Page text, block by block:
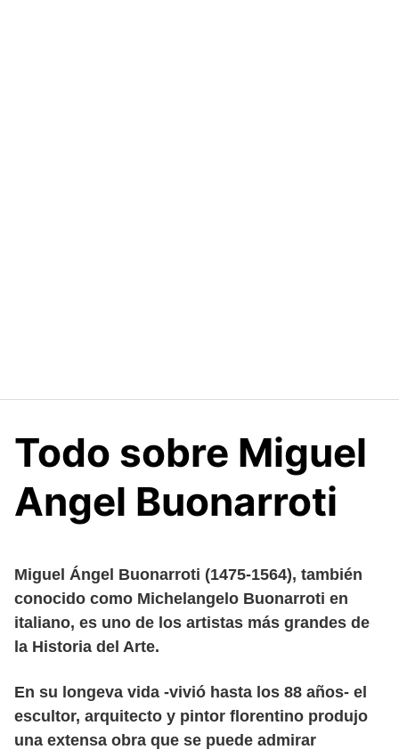
Todo sobre Miguel
Angel Buonarroti
Miguel Ángel Buonarroti (1475-1564), también
conocido como Michelangelo Buonarroti en
italiano, es uno de los artistas más grandes de
la Historia del Arte.
En su longeva vida -vivió hasta los 88 años- el
escultor, arquitecto y pintor florentino produjo
una extensa obra que se puede admirar